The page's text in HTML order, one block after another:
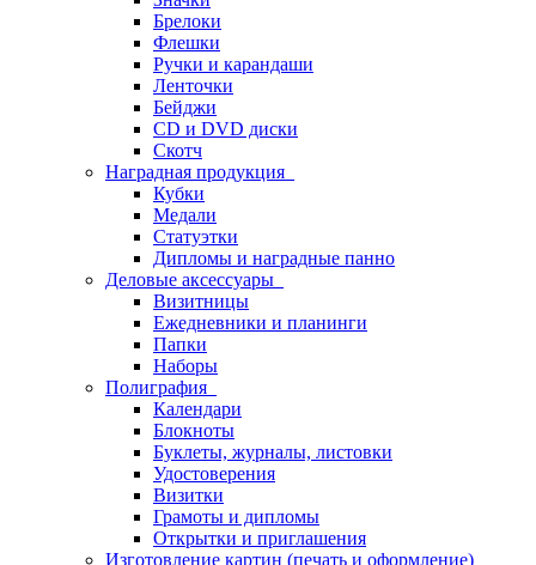
Брелоки
Флешки
Ручки и карандаши
Ленточки
Бейджи
CD и DVD диски
Скотч
Наградная продукция
Кубки
Медали
Статуэтки
Дипломы и наградные панно
Деловые аксессуары
Визитницы
Ежедневники и планинги
Папки
Наборы
Полиграфия
Календари
Блокноты
Буклеты, журналы, листовки
Удостоверения
Визитки
Грамоты и дипломы
Открытки и приглашения
Изготовление картин (печать и оформление)